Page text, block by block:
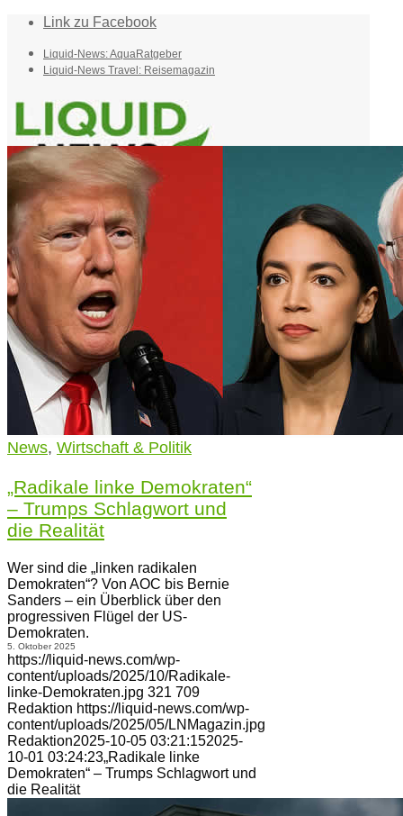
Link zu Facebook
Liquid-News: AquaRatgeber
Liquid-News Travel: Reisemagazin
Home
Suche
Menü Menü
News, Wirtschaft & Politik
„Radikale linke Demokraten“
– Trumps Schlagwort und
die Realität
Wer sind die „linken radikalen
Demokraten“? Von AOC bis Bernie
Sanders – ein Überblick über den
progressiven Flügel der US-
Demokraten.
5. Oktober 2025
https://liquid-news.com/wp-
content/uploads/2025/10/Radikale-
linke-Demokraten.jpg 321 709
Redaktion https://liquid-news.com/wp-
content/uploads/2025/05/LNMagazin.jpg
Redaktion2025-10-05 03:21:152025-
10-01 03:24:23„Radikale linke
Demokraten“ – Trumps Schlagwort und
die Realität